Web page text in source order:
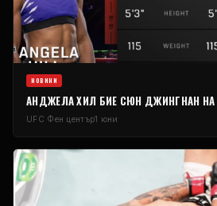
НОВИНИ
АНДЖЕЛА ХИЛ БИЕ СЮН ДЖИНГНАН НА
UFC Фен център1 юни